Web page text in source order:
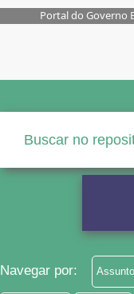
Portal do Governo
Navegar por: Assunto